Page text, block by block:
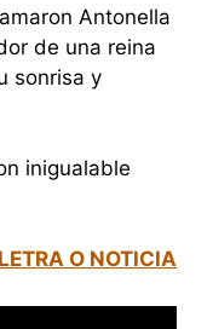
Antonella
de una reina
sonrisa y
inigualable
O NOTICIA